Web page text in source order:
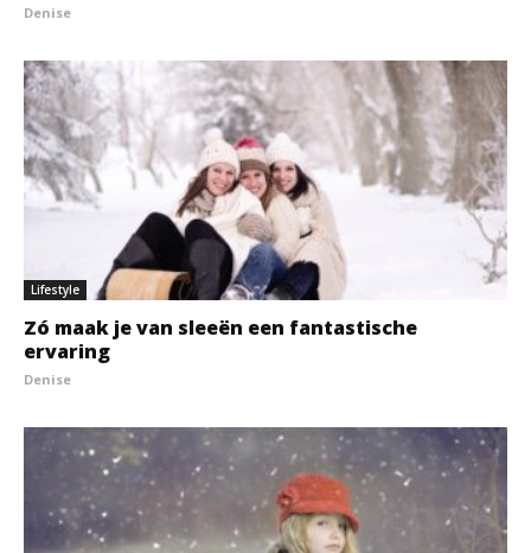
Denise
Lifestyle
Zó maak je van sleeën een fantastische
ervaring
Denise